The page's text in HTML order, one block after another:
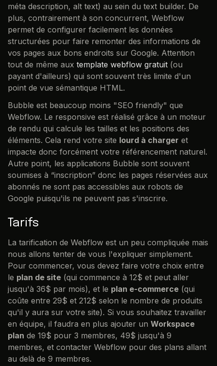
méta description, alt text) au sein du text builder. De
plus, contrairement à son concurrent, Webflow
permet de configurer facilement les données
structurées pour faire remonter des informations de
vos pages aux bons endroits sur Google. Attention
tout de même aux template webflow gratuit (ou
payant d'ailleurs) qui sont souvent très limite d'un
point de vue sémantique HTML.
Bubble est beaucoup moins "SEO friendly" que
Webflow. Le responsive est réalisé grâce à un moteur
de rendu qui calcule les tailles et les positions des
éléments. Cela rend votre site lourd à charger et
impacte donc forcément votre référencement naturel.
Autre point, les applications Bubble sont souvent
soumises à “inscription” donc les pages réservées aux
abonnés ne sont pas accessibles aux robots de
Google puisqu'ils ne peuvent pas s'inscrire.
Tarifs
La tarification de Webflow est un peu compliquée mais
nous allons tenter de vous l'expliquer simplement.
Pour commencer, vous devez faire votre choix entre
le plan de site (qui commence à 12$ et peut aller
jusqu'à 36$ par mois), et le plan e-commerce (qui
coûte entre 29$ et 212$ selon le nombre de produits
qu'il y aura sur votre site). Si vous souhaitez travailler
en équipe, il faudra en plus ajouter un Workspace
plan de 19$ pour 3 membres, 49$ jusqu'à 9
membres, et contacter Webflow pour des plans allant
au delà de 9 membres.